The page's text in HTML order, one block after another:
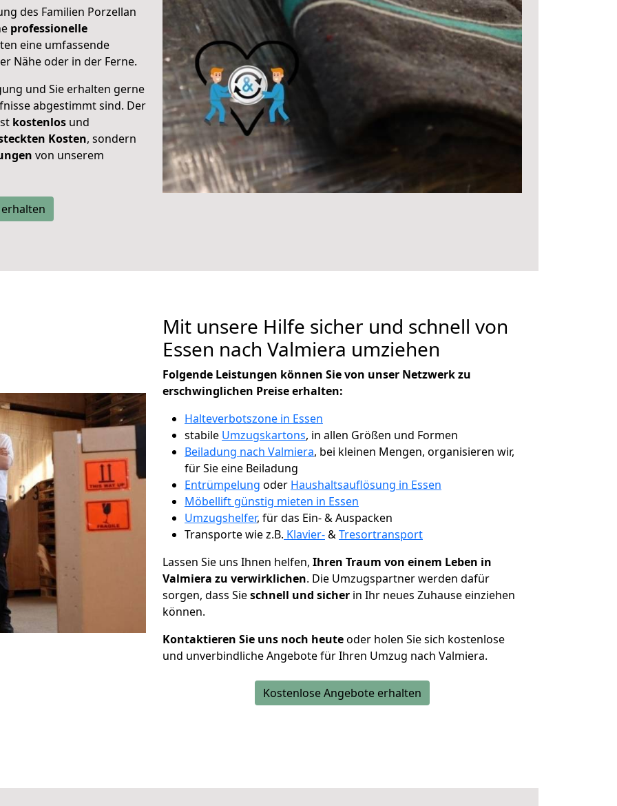
des Familien Porzellan
professionelle
eine umfassende
Nähe oder in der Ferne.
und Sie erhalten gerne
abgestimmt sind. Der
kostenlos und
Kosten, sondern
von unserem
Mit unsere Hilfe sicher und schnell von
Essen nach Valmiera umziehen
Folgende Leistungen können Sie von unser Netzwerk zu
erschwinglichen Preise erhalten:
Halteverbotszone in Essen
stabile Umzugskartons, in allen Größen und Formen
Beiladung nach Valmiera, bei kleinen Mengen, organisieren wir,
für Sie eine Beiladung
Entrümpelung oder Haushaltsauflösung in Essen
Möbellift günstig mieten in Essen
Umzugshelfer, für das Ein- & Auspacken
Transporte wie z.B. Klavier-&Tresortransport
Lassen Sie uns Ihnen helfen, Ihren Traum von einem Leben in
Valmiera zu verwirklichen. Die Umzugspartner werden dafür
sorgen, dass Sieschnell und sicher in Ihr neues Zuhause einziehen
können.
Kontaktieren Sie uns noch heuteoder holen Sie sich kostenlose
und unverbindliche Angebote für Ihren Umzug nach Valmiera.
Kostenlose Angebote erhalten